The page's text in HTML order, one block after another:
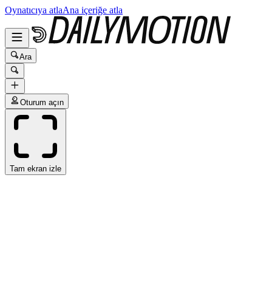
Oynatıcıya atlaAna içeriğe atla
Ara
Oturum açın
Tam ekran izle